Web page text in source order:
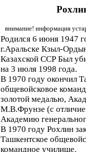
внимание! информация
Родился 6 июня 1947
г.Аральске Кзыл-
Казахской ССР Был
на 3 июля 1998 года.
В 1970 году окончил
общевойсковое
золотой медалью,
М.В.Фрунзе (с
Академию
В 1970 году Рохлин
Ташкентское
командное училище.